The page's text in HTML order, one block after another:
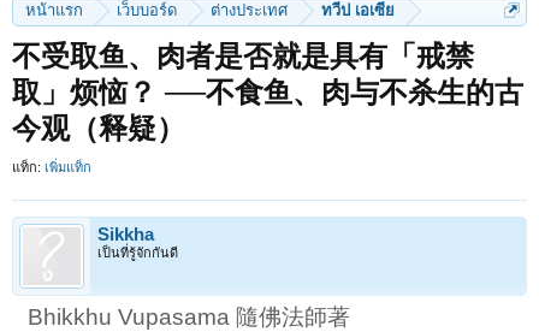
หน้าแรก เว็บบอร์ด ต่างประเทศ ทวีป เอเซีย
不受取鱼、肉者是否就是具有「戒禁
取」烦恼？ ──不食鱼、肉与不杀生的古
今观（释疑）
แท็ก: เพิ่มแท็ก
Sikkha
เป็นที่รู้จักกันดี
Bhikkhu Vupasama 隨佛法師著